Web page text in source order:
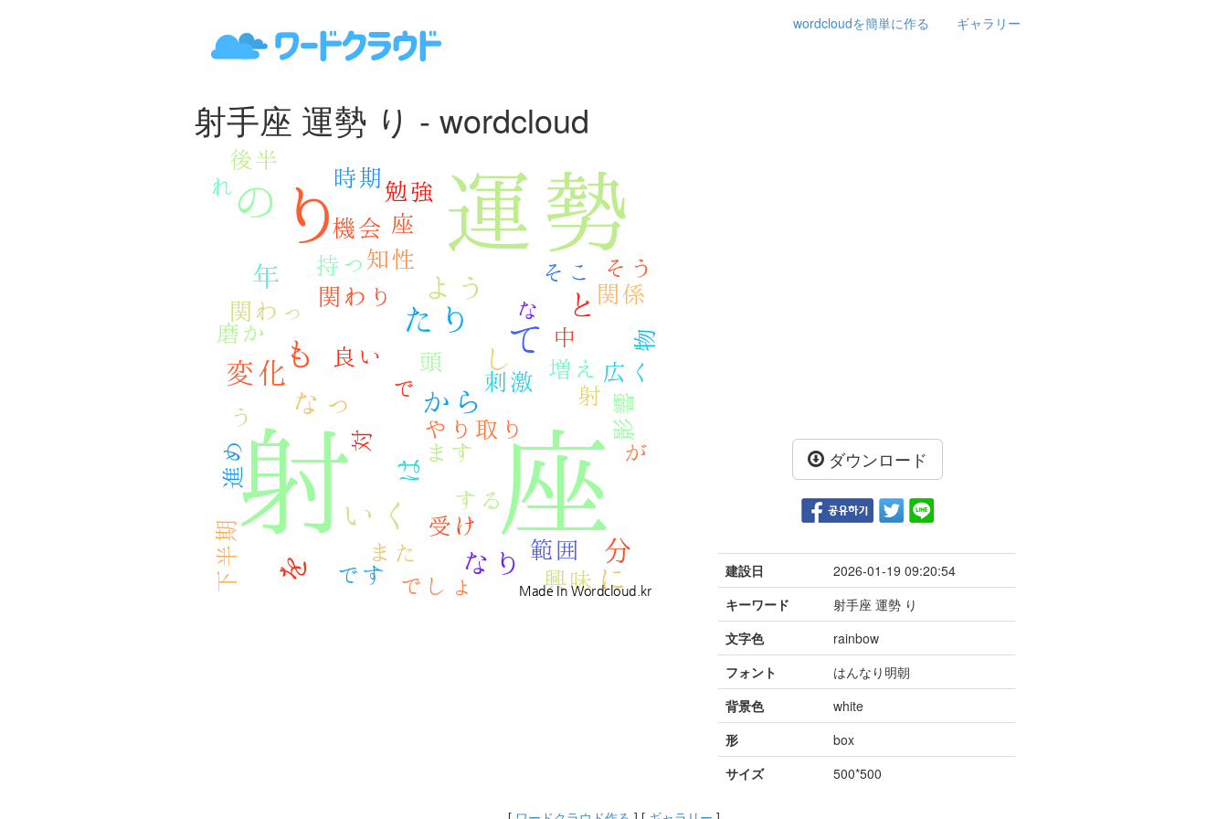
wordcloudを簡単に作る ギャラリー
射手座 運勢 り - wordcloud
ダウンロード
建設日
2026-01-19 09:20:54
キーワード
射手座 運勢 り
文字色
rainbow
フォント
はんなり明朝
背景色
white
形
box
サイズ
500*500